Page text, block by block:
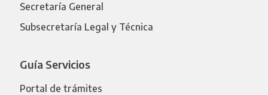
Secretaría General
Subsecretaría Legal y Técnica
Guía Servicios
Portal de trámites